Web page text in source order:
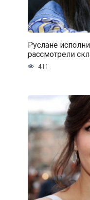
Руслане
рассмотрели
411